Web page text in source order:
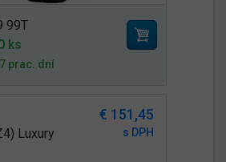
99T
ks
prac. dní
€ 151,45
Luxury
s DPH